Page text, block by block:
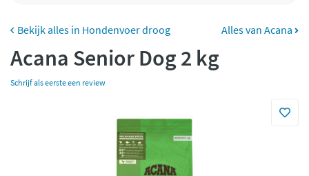
CO2 neutraal
Betaal met Klarna
Hondenvoer droog Alles van Acana
Acana Senior Dog 2 kg
Schrijf als eerste een review